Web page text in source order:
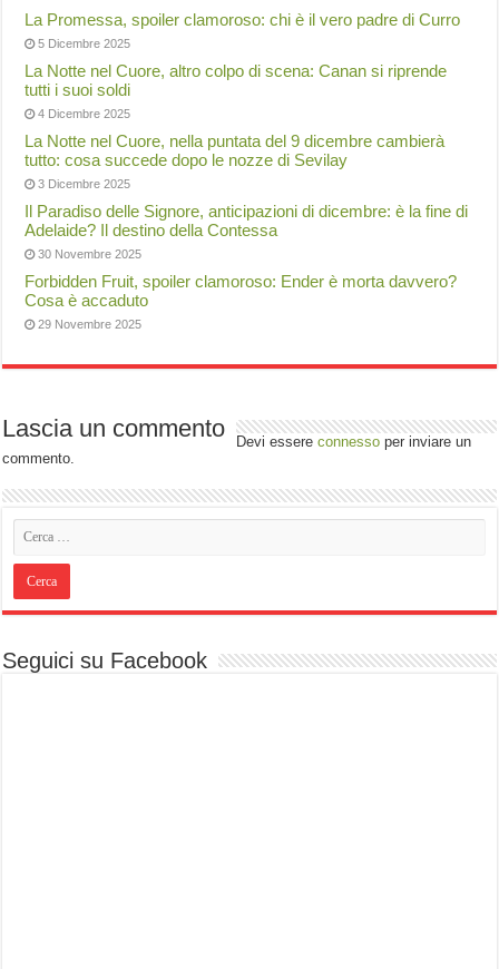
La Promessa, spoiler clamoroso: chi è il vero padre di Curro
5 Dicembre 2025
La Notte nel Cuore, altro colpo di scena: Canan si riprende
tutti i suoi soldi
4 Dicembre 2025
La Notte nel Cuore, nella puntata del 9 dicembre cambierà
tutto: cosa succede dopo le nozze di Sevilay
3 Dicembre 2025
Il Paradiso delle Signore, anticipazioni di dicembre: è la fine di
Adelaide? Il destino della Contessa
30 Novembre 2025
Forbidden Fruit, spoiler clamoroso: Ender è morta davvero?
Cosa è accaduto
29 Novembre 2025
Lascia un commento Devi essereconnesso per inviare un
commento.
Seguici su Facebook